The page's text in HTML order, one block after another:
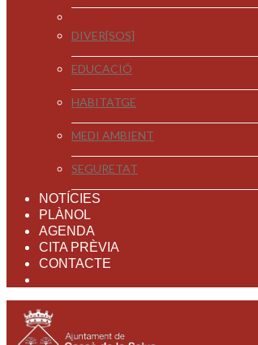
DIVER[SOS]
EDUCACIÓ
HABITATGE
MEDI AMBIENT
SEGURETAT
NOTÍCIES
PLÀNOL
AGENDA
CITA PRÈVIA
CONTACTE